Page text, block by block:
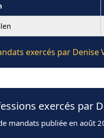
exercés par Denise
exercés par
mandats publiée en août